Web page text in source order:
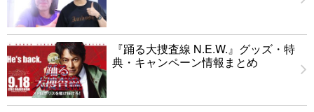
『踊る大捜査線 N.E.W.』グッズ・特
典・キャンペーン情報まとめ